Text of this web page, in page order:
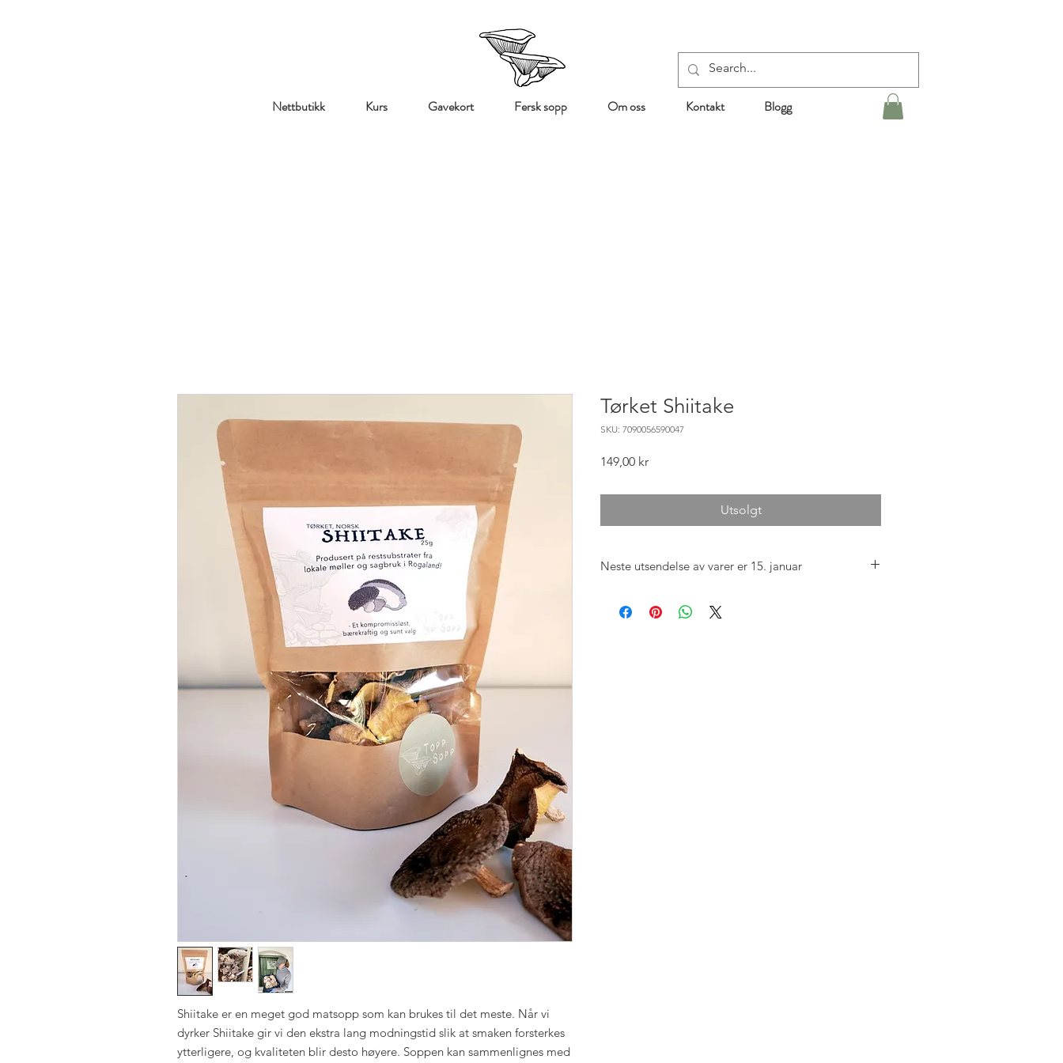
Nettbutikk Kurs Gavekort Fersk sopp Om oss Kontakt Blogg
Shiitake er en meget god matsopp som kan brukes til det meste. Når vi
dyrker Shiitake gir vi den ekstra lang modningstid slik at smaken forsterkes
ytterligere, og kvaliteten blir desto høyere. Soppen kan sammenlignes med
Tørket Shiitake
SKU: 7090056590047
149,00 krPris
Utsolgt
Neste utsendelse av varer er 15. januar